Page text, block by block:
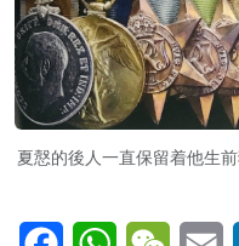
夏慤的後人一直保留着他生
FacebookWhatsAppWeChat